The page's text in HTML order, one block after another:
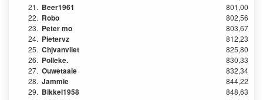
21. Beer1961
801,00
22. Robo
802,56
23. Peter mo
803,67
24. Pietervz
812,23
25. Chjvanvliet
825,80
26. Polleke.
830,33
27. Ouwetaaie
832,34
28. Jammie
844,22
29. Bikkel1958
848,63